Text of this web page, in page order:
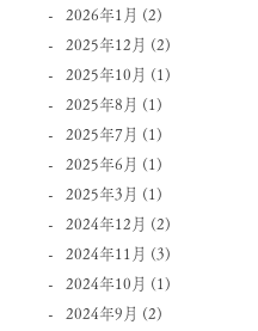
2026年1月 (2)
2025年12月 (2)
2025年10月 (1)
2025年8月 (1)
2025年7月 (1)
2025年6月 (1)
2025年3月 (1)
2024年12月 (2)
2024年11月 (3)
2024年10月 (1)
2024年9月 (2)